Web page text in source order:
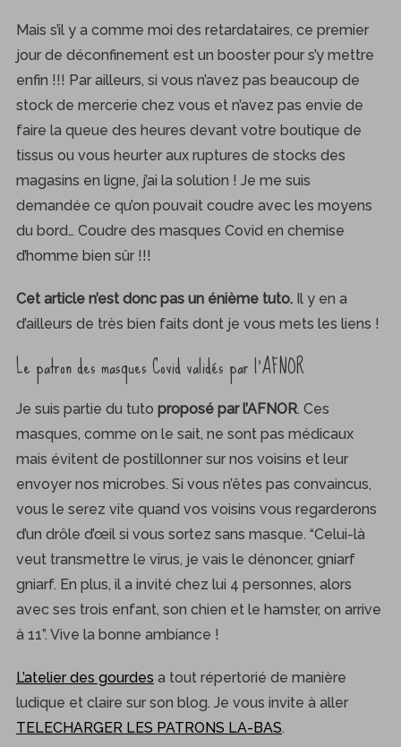
Mais s’il y a comme moi des retardataires, ce premier
jour de déconfinement est un booster pour s’y mettre
enfin !!! Par ailleurs, si vous n’avez pas beaucoup de
stock de mercerie chez vous et n’avez pas envie de
faire la queue des heures devant votre boutique de
tissus ou vous heurter aux ruptures de stocks des
magasins en ligne, j’ai la solution ! Je me suis
demandée ce qu’on pouvait coudre avec les moyens
du bord… Coudre des masques Covid en chemise
d’homme bien sûr !!!
Cet article n’est donc pas un énième tuto.Il y en a
d’ailleurs de très bien faits dont je vous mets les liens !
Le patron des masques Covid validés par l’AFNOR
Je suis partie du tuto proposé par l’AFNOR. Ces
masques, comme on le sait, ne sont pas médicaux
mais évitent de postillonner sur nos voisins et leur
envoyer nos microbes. Si vous n’êtes pas convaincus,
vous le serez vite quand vos voisins vous regarderons
d’un drôle d’œil si vous sortez sans masque. “Celui-là
veut transmettre le virus, je vais le dénoncer, gniarf
gniarf. En plus, il a invité chez lui 4 personnes, alors
avec ses trois enfant, son chien et le hamster, on arrive
à 11”. Vive la bonne ambiance !
L’atelier des gourdes a tout répertorié de manière
ludique et claire sur son blog. Je vous invite à aller
TELECHARGER LES PATRONS LA-BAS.